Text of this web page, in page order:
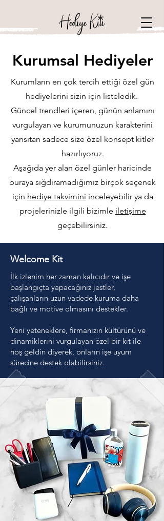
Kurumsal Hediyeler
Kurumların en çok tercih ettiği özel gün
hediyelerini sizin için listeledik.
​Güncel trendleri içeren, günün anlamını
vurgulayan ve kurumunuzun karakterini
yansıtan sadece size özel konsept kitler
hazırlıyoruz.
Aşağıda yer alan özel günler haricinde
buraya sığdıramadığımız birçok seçenek
için hediye takvimini inceleyebilir ya da
projelerinizle ilgili bizimle iletişime
geçebilirsiniz.
Welcome Kit
İlk izlenim her zaman kalıcıdır ve işe
başlangıçta yapacağınız jestler,
çalışanların uzun vadede kuruma daha
bağlı ve motive olmasını destekler.
Yeni yeteneklere, firmanızın kültürünü ve
dinamiklerini vurgulayan özel bir kit ile
hoş geldin diyerek, onların işe uyum
sürecine destek olabilirsiniz.